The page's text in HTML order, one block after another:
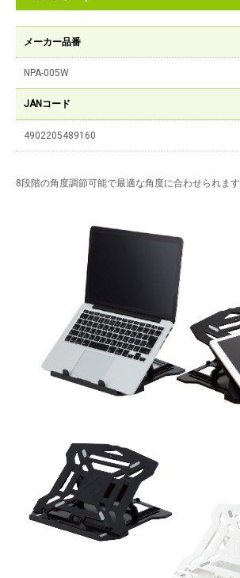
メーカー品番
NPA-005W
JANコード
4902205489160
8段階の角度調節可能で最適な角度に合わせられます